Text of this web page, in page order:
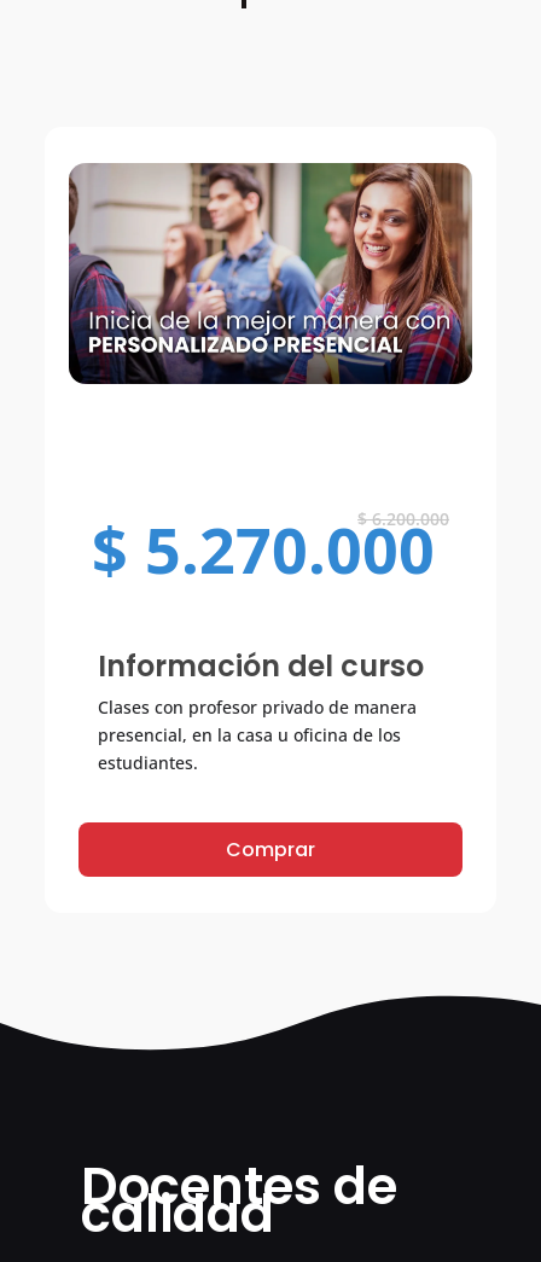
$6.200.000
$ 5.270.000
Información del curso
Clases con profesor privado de manera
presencial, en la casa u oficina de los
estudiantes.
Comprar
Docentes de
calidad